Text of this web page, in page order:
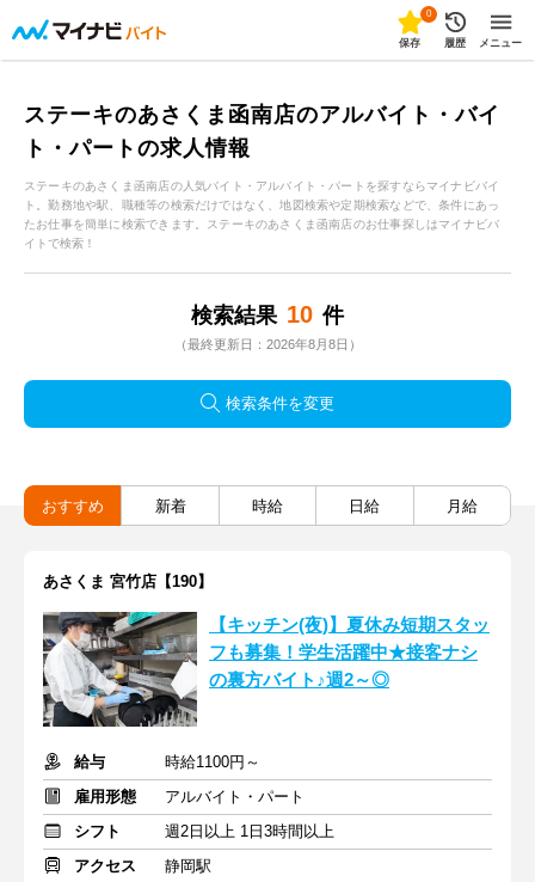
0
保存 履歴 メニュー
ステーキのあさくま函南店のアルバイト・バイ
ト・パートの求人情報
ステーキのあさくま函南店の人気バイト・アルバイト・パートを探すならマイナビバイ
ト。勤務地や駅、職種等の検索だけではなく、地図検索や定期検索などで、条件にあっ
たお仕事を簡単に検索できます。ステーキのあさくま函南店のお仕事探しはマイナビバ
イトで検索！
検索結果 10 件
（最終更新日：2026年8月8日）
検索条件を変更
おすすめ 新着 時給 日給 月給
あさくま 宮竹店【190】
【キッチン(夜)】夏休み短期スタッ
フも募集！学生活躍中★接客ナシ
の裏方バイト♪週2～◎
給与
時給1100円～
雇用形態
アルバイト・パート
シフト
週2日以上 1日3時間以上
アクセス
静岡駅